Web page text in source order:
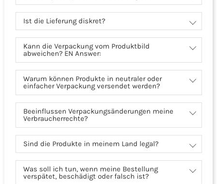
Ist die Lieferung diskret?
Kann die Verpackung vom Produktbild
abweichen? EN Answer:
Warum können Produkte in neutraler oder
einfacher Verpackung versendet werden?
Beeinflussen Verpackungsänderungen meine
Verbraucherrechte?
Sind die Produkte in meinem Land legal?
Was soll ich tun, wenn meine Bestellung
verspätet, beschädigt oder falsch ist?